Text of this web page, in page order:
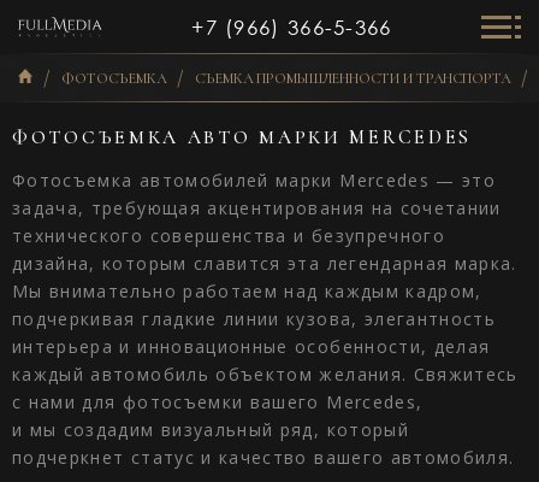
+7 (966) 366-5-366
ФОТОСЪЕМКА СЪЕМКА ПРОМЫШЛЕННОСТИ И ТРАНСПОРТА
ФОТОСЪЕМКА АВТО МАРКИ MERCEDES
Фотосъемка автомобилей марки Mercedes — это
задача, требующая акцентирования на сочетании
технического совершенства и безупречного
дизайна, которым славится эта легендарная марка.
Мы внимательно работаем над каждым кадром,
подчеркивая гладкие линии кузова, элегантность
интерьера и инновационные особенности, делая
каждый автомобиль объектом желания. Свяжитесь
с нами для фотосъемки вашего Mercedes,
и мы создадим визуальный ряд, который
подчеркнет статус и качество вашего автомобиля.